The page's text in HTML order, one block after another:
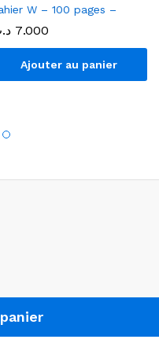
W – 100 pages –
7.000
Ajouter au panier
: 25.105.095 -